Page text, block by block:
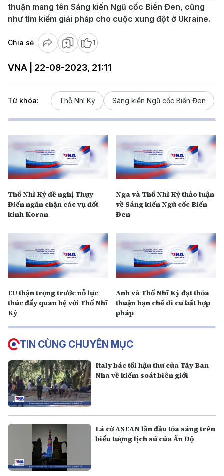
thuận mang tên Sáng kiến Ngũ cốc Biển Đen, cũng
như tìm kiếm giải pháp cho cuộc xung đột ở Ukraine.
Chia sẻ 1
VNA | 22-08-2023, 21:11
Từ khóa: Thỗ Nhì Kỳ Sáng kiến Ngũ cốc Biển Đen
Thổ Nhĩ Kỳ đề nghị Thụy
Điển ngăn chặn các vụ đốt
kinh Koran
Nga và Thổ Nhĩ Kỳ thảo luận
về Sáng kiến Ngũ cốc Biển
Đen
EU thận trọng trước nỗ lực
thúc đẩy quan hệ với Thổ Nhĩ
Kỳ
Anh và Thổ Nhĩ Kỳ đạt thỏa
thuận hạn chế di cư bất hợp
pháp
TIN CÙNG CHUYÊN MỤC
Italy bác tối hậu thư của Tây Ban
Nha về kiểm soát biên giới
Lá cờ ASEAN lần đầu tỏa sáng trên
biểu tượng lịch sử của Ấn Độ